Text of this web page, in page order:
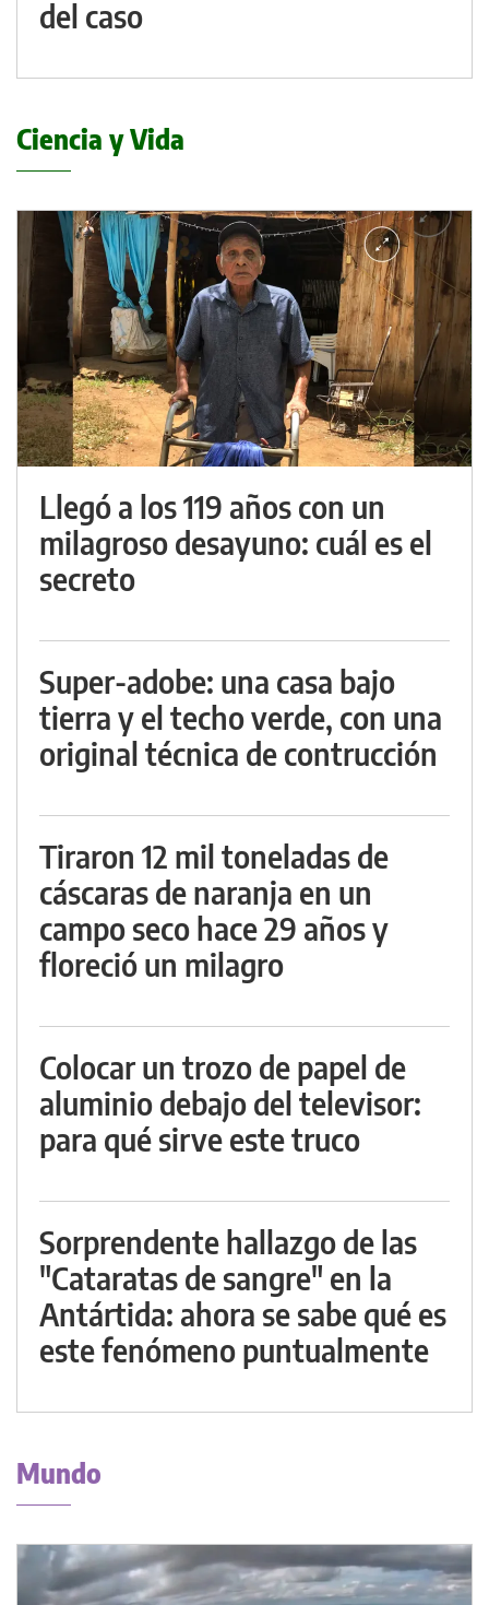
del caso
Ciencia y Vida
Llegó a los 119 años con un
milagroso desayuno: cuál es el
secreto
Super-adobe: una casa bajo
tierra y el techo verde, con una
original técnica de contrucción
Tiraron 12 mil toneladas de
cáscaras de naranja en un
campo seco hace 29 años y
floreció un milagro
Colocar un trozo de papel de
aluminio debajo del televisor:
para qué sirve este truco
Sorprendente hallazgo de las
"Cataratas de sangre" en la
Antártida: ahora se sabe qué es
este fenómeno puntualmente
Mundo